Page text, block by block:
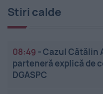
Stiri calde
08:49 -Cazul Cătălin
parteneră explică de
DGASPC